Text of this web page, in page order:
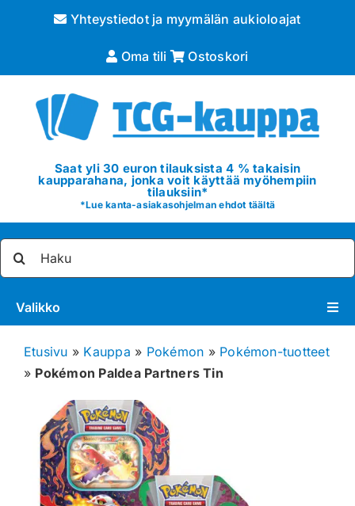
Yhteystiedot ja myymälän aukioloajat
Oma tili Ostoskori
Saat yli 30 euron tilauksista 4 % takaisin
kaupparahana, jonka voit käyttää myöhempiin
tilauksiin*
*Lue kanta-asiakasohjelman ehdot täältä
Valikko
Pokémon
Tarvikkeet
Blind Boksit
Etusivu » Kauppa » Pokémon » Pokémon-tuotteet
» Pokémon Paldea Partners Tin